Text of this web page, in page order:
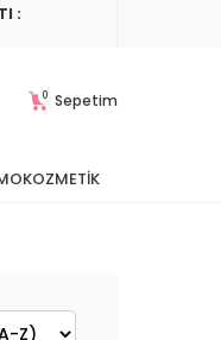
:
0 Sepetim